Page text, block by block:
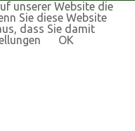
unserer Website die
Sie diese Website
dass Sie damit
OK